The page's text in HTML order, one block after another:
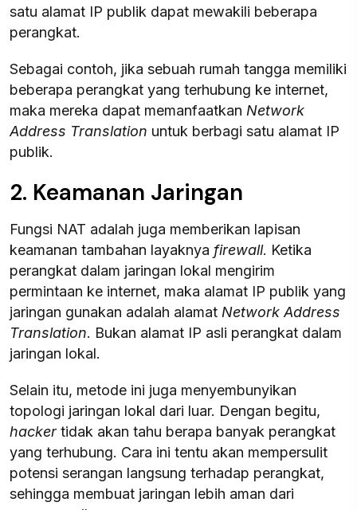
satu alamat IP publik dapat mewakili beberapa
perangkat.
Sebagai contoh, jika sebuah rumah tangga memiliki
beberapa perangkat yang terhubung ke internet,
maka mereka dapat memanfaatkan Network
Address Translation untuk berbagi satu alamat IP
publik.
2. Keamanan Jaringan
Fungsi NAT adalah juga memberikan lapisan
keamanan tambahan layaknya firewall. Ketika
perangkat dalam jaringan lokal mengirim
permintaan ke internet, maka alamat IP publik yang
jaringan gunakan adalah alamat Network Address
Translation. Bukan alamat IP asli perangkat dalam
jaringan lokal.
Selain itu, metode ini juga menyembunyikan
topologi jaringan lokal dari luar. Dengan begitu,
hackertidak akan tahu berapa banyak perangkat
yang terhubung. Cara ini tentu akan mempersulit
potensi serangan langsung terhadap perangkat,
sehingga membuat jaringan lebih aman dari